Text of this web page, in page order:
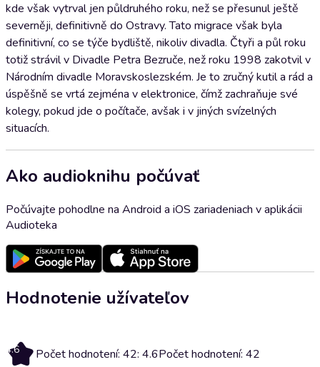
kde však vytrval jen půldruhého roku, než se přesunul ještě
severněji, definitivně do Ostravy. Tato migrace však byla
definitivní, co se týče bydliště, nikoliv divadla. Čtyři a půl roku
totiž strávil v Divadle Petra Bezruče, než roku 1998 zakotvil v
Národním divadle Moravskoslezském. Je to zručný kutil a rád a
úspěšně se vrtá zejména v elektronice, čímž zachraňuje své
kolegy, pokud jde o počítače, avšak i v jiných svízelných
situacích.
Ako audioknihu počúvať
Počúvajte pohodlne na Android a iOS zariadeniach v aplikácii
Audioteka
Hodnotenie užívateľov
4.6 Počet hodnotení: 42: 4.6Počet hodnotení: 42